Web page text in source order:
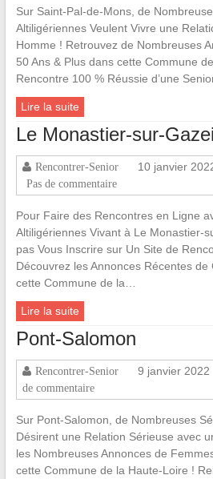
Sur Saint-Pal-de-Mons, de
Altiligériennes Veulent Vivre une
Homme ! Retrouvez de Nombreuses
50 Ans & Plus dans cette Commune
Rencontre 100 % Réussie d’une
Lire la suite
Le Monastier-sur-
Rencontrer-Senior 10 janvier
Pas de commentaire
Pour Faire des Rencontres en Ligne
Altiligériennes Vivant à Le Monastier-
pas Vous Inscrire sur Un Site de
Découvrez les Annonces Récentes
cette Commune de la…
Lire la suite
Pont-Salomon
Rencontrer-Senior 9 janvier 2022
de commentaire
Sur Pont-Salomon, de Nombreuses
Désirent une Relation Sérieuse avec
les Nombreuses Annonces de
cette Commune de la Haute-Loire !